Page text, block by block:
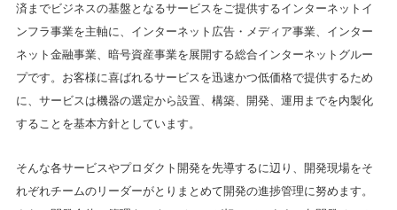
済までビジネスの基盤となるサービスをご提供するインターネットイ
ンフラ事業を主軸に、インターネット広告・メディア事業、インター
ネット金融事業、暗号資産事業を展開する総合インターネットグルー
プです。お客様に喜ばれるサービスを迅速かつ低価格で提供するため
に、サービスは機器の選定から設置、構築、開発、運用までを内製化
することを基本方針としています。
そんな各サービスやプロダクト開発を先導するに辺り、開発現場をそ
れぞれチームのリーダーがとりまとめて開発の進捗管理に努めます。